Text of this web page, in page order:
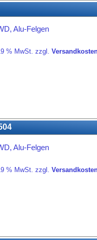
Alu-Felgen
% MwSt. zzgl.
Alu-Felgen
% MwSt. zzgl.